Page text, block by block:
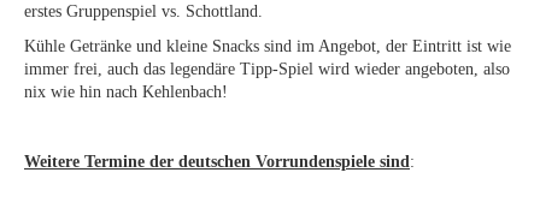
erstes Gruppenspiel vs. Schottland.
Kühle Getränke und kleine Snacks sind im Angebot, der Eintritt ist wie
immer frei, auch das legendäre Tipp-Spiel wird wieder angeboten, also
nix wie hin nach Kehlenbach!
Weitere Termine der deutschen Vorrundenspiele sind: